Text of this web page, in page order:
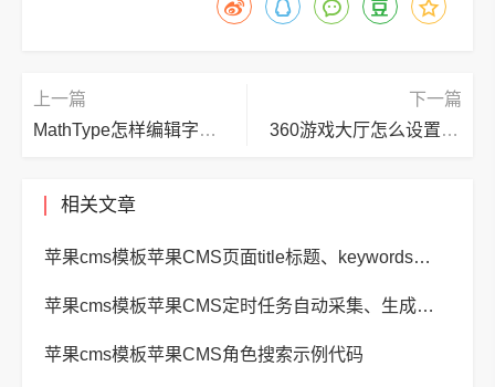
上一篇
MathType怎样编辑字母虚线？MathType编辑字母虚线的方法
下一篇
360游戏大厅怎么设置昵称？360游戏大厅设置昵称的方法
相关文章
苹果cms模板苹果CMS页面title标题、keywords关键词、description描述SEO优化
苹果cms模板苹果CMS定时任务自动采集、生成、推送
苹果cms模板苹果CMS角色搜索示例代码